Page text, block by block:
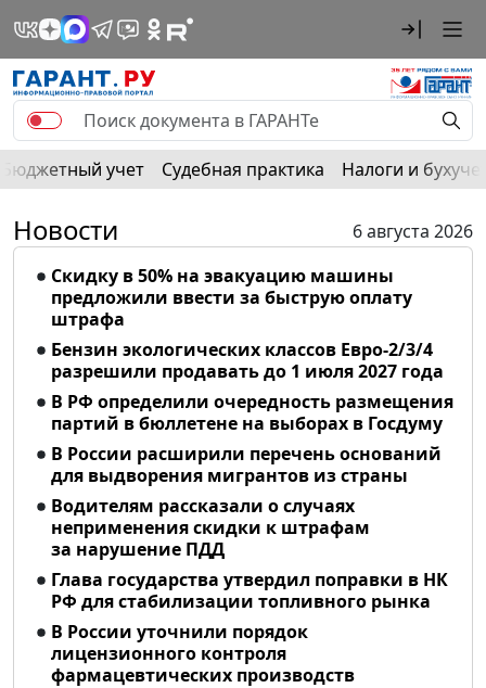
Бюджетный учет Судебная практика Налоги и
Новости
6 августа 2026
Скидку в 50% на эвакуацию машины
предложили ввести за быструю оплату
штрафа
Бензин экологических классов Евро-2/3/4
разрешили продавать до 1 июля 2027 года
В РФ определили очередность размещения
партий в бюллетене на выборах в Госдуму
В России расширили перечень оснований
для выдворения мигрантов из страны
Водителям рассказали о случаях
неприменения скидки к штрафам
за нарушение ПДД
Глава государства утвердил поправки в НК
РФ для стабилизации топливного рынка
В России уточнили порядок
лицензионного контроля
фармацевтических производств